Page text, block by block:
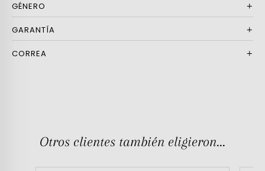
GÉNERO
GARANTÍA
CORREA
Otros clientes también eligieron...